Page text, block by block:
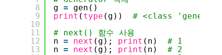
8
9
10
11
12
13
g =
gen()
print ( type (g)) # <class
# next() 함수 사용
n = next (g); print (n) # 1
n = next (g); print (n) # 2